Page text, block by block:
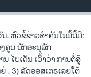
. ຫົວຂໍ້ຂ່າວສໍາຄັນໃນມື້ນີ້ມີ:
ຄູນ ນັກອະນຸລັກ
ໄບເດັນ ເວົ້າວ່າ ການຕໍ່ສູ້
. 3) ລັດອອສເຕຣເລຍໃຕ້